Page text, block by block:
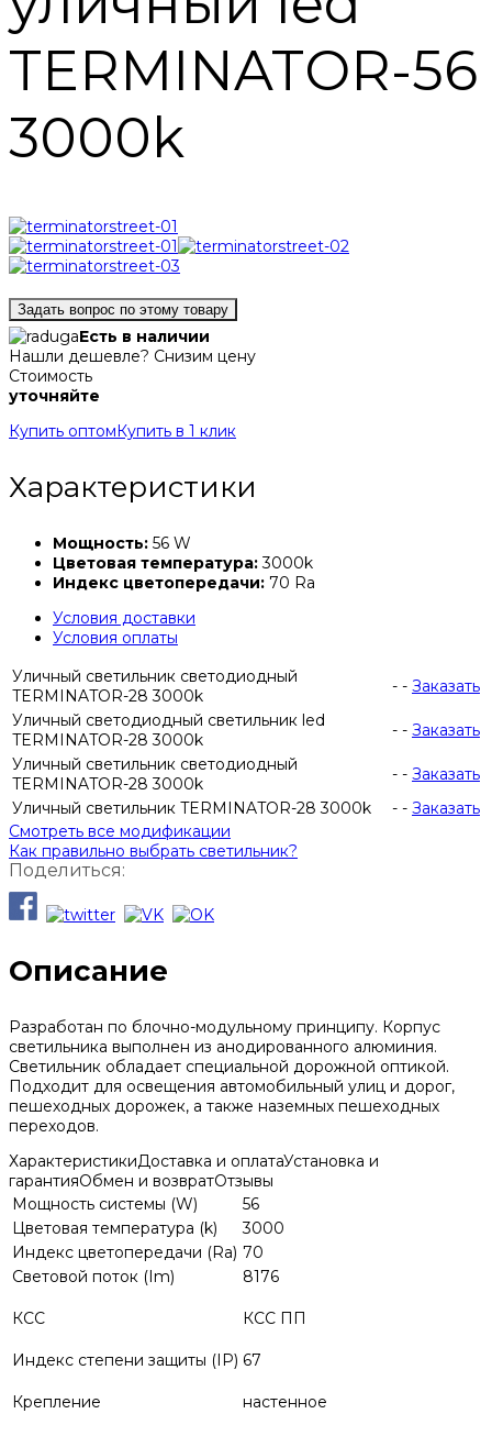
TERMINATOR-56
3000k
Задать вопрос по этому товару
Есть в наличии
Нашли дешевле? Снизим цену
Стоимость
уточняйте
Купить оптом Купить в 1 клик
Характеристики
Мощность: 56 W
Цветовая температура:3000k
Индекс цветопередачи: 70 Ra
Условия доставки
Условия оплаты
Уличный светильник светодиодный
TERMINATOR-28 3000k
- - Заказать
Уличный светодиодный светильник led
TERMINATOR-28 3000k
- - Заказать
Уличный светильник светодиодный
TERMINATOR-28 3000k
- - Заказать
Уличный светильник TERMINATOR-28 3000k
- - Заказать
Смотреть все модификации
Как правильно выбрать светильник?
Поделиться:
Описание
Разработан по блочно-модульному принципу. Корпус
светильника выполнен из анодированного алюминия.
Светильник обладает специальной дорожной оптикой.
Подходит для освещения автомобильный улиц и дорог,
пешеходных дорожек, а также наземных пешеходных
переходов.
ХарактеристикиДоставка и оплатаУстановка и
гарантияОбмен и возвратОтзывы
Мощность системы (W)
56
Цветовая температура (k)
3000
Индекс цветопередачи (Ra) 70
Световой поток (Im)
8176
КСС КСС ПП
Индекс степени защиты (IP) 67
Крепление настенное